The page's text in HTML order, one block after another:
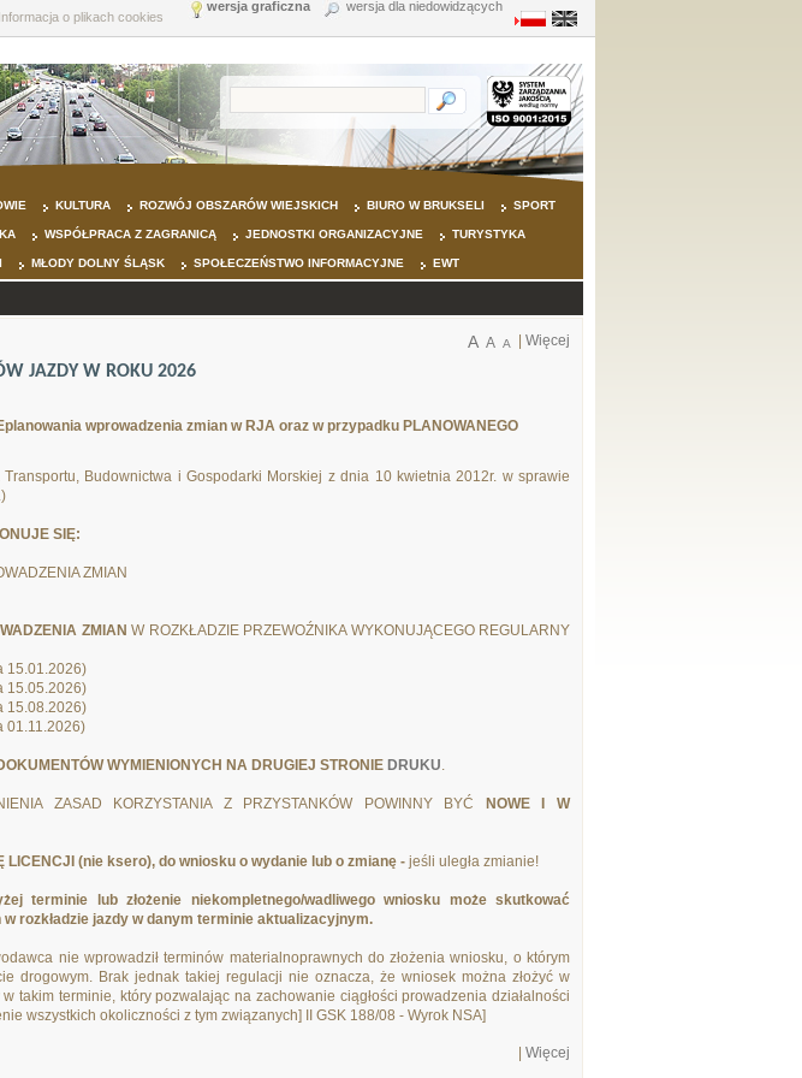
Informacja o plikach cookies
wersja graficzna wersja dla niedowidzących
KULTURA ROZWÓJ OBSZARÓW WIEJSKICH BIURO W BRUKSELI SPORT
WSPÓŁPRACA Z ZAGRANICĄ JEDNOSTKI ORGANIZACYJNE TURYSTYKA
MŁODY DOLNY ŚLĄSK SPOŁECZEŃSTWO INFORMACYJNE EWT
Więcej
A A A
JAZDY W ROKU 2026
wprowadzenia zmian w RJA oraz w przypadku PLANOWANEGO
Budownictwa i Gospodarki Morskiej z dnia 10 kwietnia 2012r. w sprawie
SIĘ:
ZMIAN
ZMIAN W ROZKŁADZIE PRZEWOŹNIKA WYKONUJĄCEGO REGULARNY
15.01.2026)
15.05.2026)
15.08.2026)
01.11.2026)
WYMIENIONYCH NA DRUGIEJ STRONIE DRUKU.
ZASAD KORZYSTANIA Z PRZYSTANKÓW POWINNY BYĆ
NOWE I W
LICENCJI (nie ksero), do wniosku o wydanie lub o zmianę - jeśli uległa zmianie!
terminie lub złożenie niekompletnego/wadliwego wniosku może skutkować
rozkładzie jazdy w danym terminie aktualizacyjnym.
nie wprowadził terminów materialnoprawnych do złożenia wniosku, o którym
drogowym. Brak jednak takiej regulacji nie oznacza, że wniosek można złożyć w
takim terminie, który pozwalając na zachowanie ciągłości prowadzenia działalności
wszystkich okoliczności z tym związanych]
II GSK 188/08 - Wyrok NSA]
Więcej